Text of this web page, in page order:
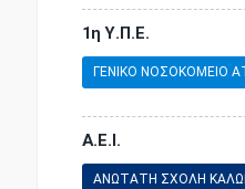
1η Υ.Π.Ε.
ΓΕΝΙΚΟ ΝΟΣΟΚΟΜΕΙΟ
Α.Ε.Ι.
ΑΝΩΤΑΤΗ ΣΧΟΛΗ